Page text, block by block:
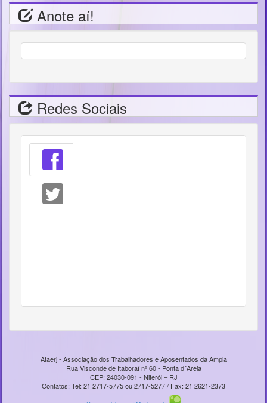
Anote aí!
Redes Sociais
Ataerj - Associação dos Trabalhadores e Aposentados da Ampla
Rua Visconde de Itaboraí nº 60 - Ponta d´Areia
CEP: 24030-091 - Niterói – RJ
Contatos: Tel: 21 2717-5775 ou 2717-5277 / Fax: 21 2621-2373